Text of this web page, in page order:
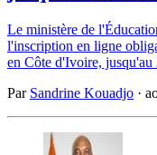
Le ministère de
l'inscription en ligne
en Côte d'Ivoire, jusqu'au
Par Sandrine Kouadjo ·